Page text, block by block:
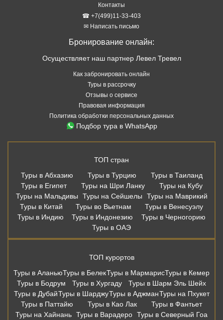
Контакты
☎ +7(499)11-33-403
✉ Написать письмо
Бронирование онлайн:
Осуществляет наш партнер Левел Тревел
Как забронировать онлайн
Туры в рассрочку
Отзывы о сервисе
Правовая информация
Политика обработки персональных данных
Подбор тура в WhatsApp
ТОП стран
Туры в Абхазию
Туры в Турцию
Туры в Таиланд
Туры в Египет
Туры на Шри Ланку
Туры на Кубу
Туры на Мальдивы
Туры на Сейшелы
Туры на Маврикий
Туры в Китай
Туры во Вьетнам
Туры в Венесуэлу
Туры в Индию
Туры в Индонезию
Туры в Черногорию
Туры в ОАЭ
ТОП курортов
Туры в АланьюТуры в БелекТуры в МармарисТуры в Кемер
Туры в Бодрум
Туры в Хургаду
Туры в Шарм Эль Шейх
Туры в ДубайТуры в ШарджуТуры в АджманТуры на Пхукет
Туры в Паттайю
Туры в Као Лак
Туры в Фантьет
Туры на Хайнань Туры в Варадеро Туры в Северный Гоа